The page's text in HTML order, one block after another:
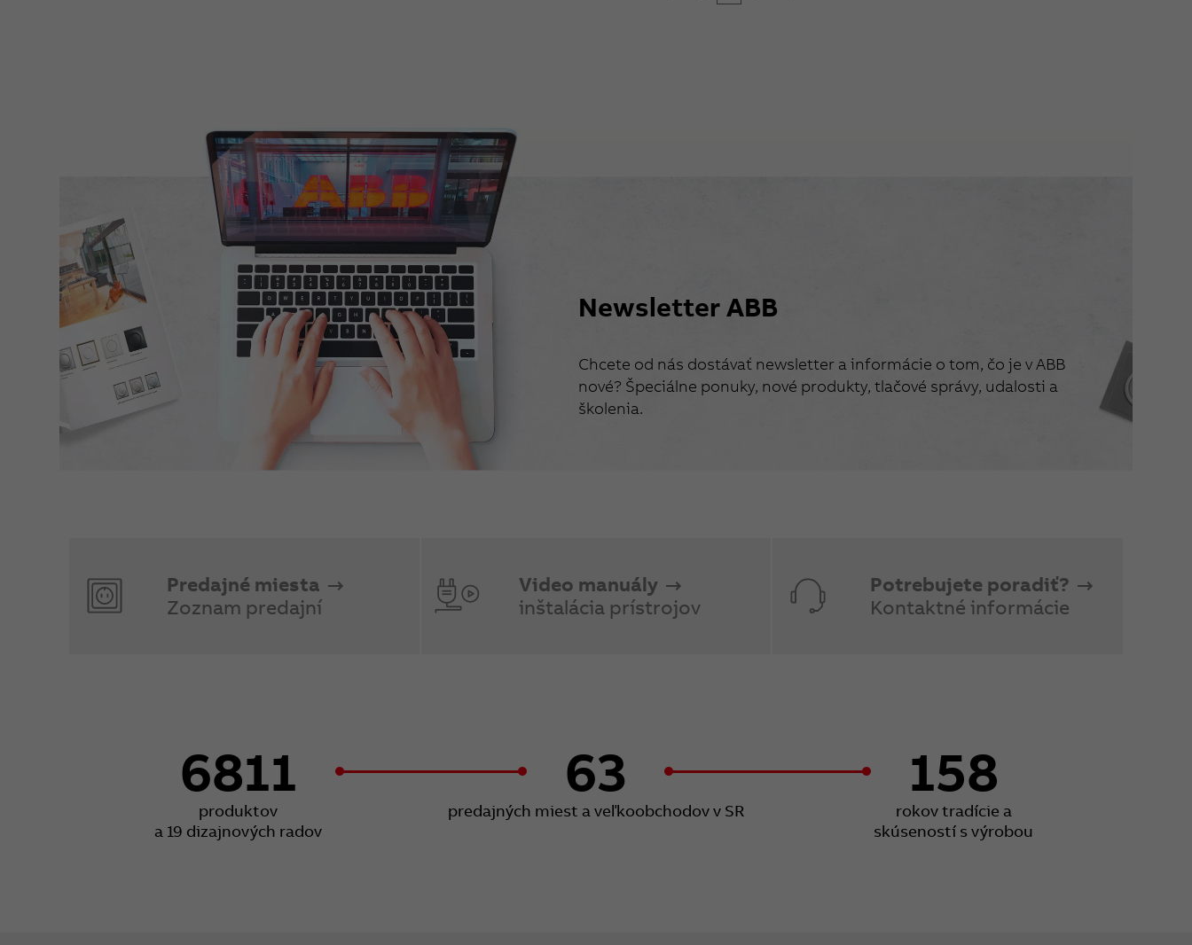
Newsletter ABB
Chcete od nás dostávať newsletter a informácie o tom, čo je v ABB
nové? Špeciálne ponuky, nové produkty, tlačové správy, udalosti a
školenia.
Predajné miesta
Zoznam predajní
Video manuály
inštalácia prístrojov
Potrebujete poradiť?
Kontaktné informácie
6811
produktov
a 19 dizajnových radov
63
predajných miest a veľkoobchodov v SR
158
rokov tradície a
skúseností s výrobou